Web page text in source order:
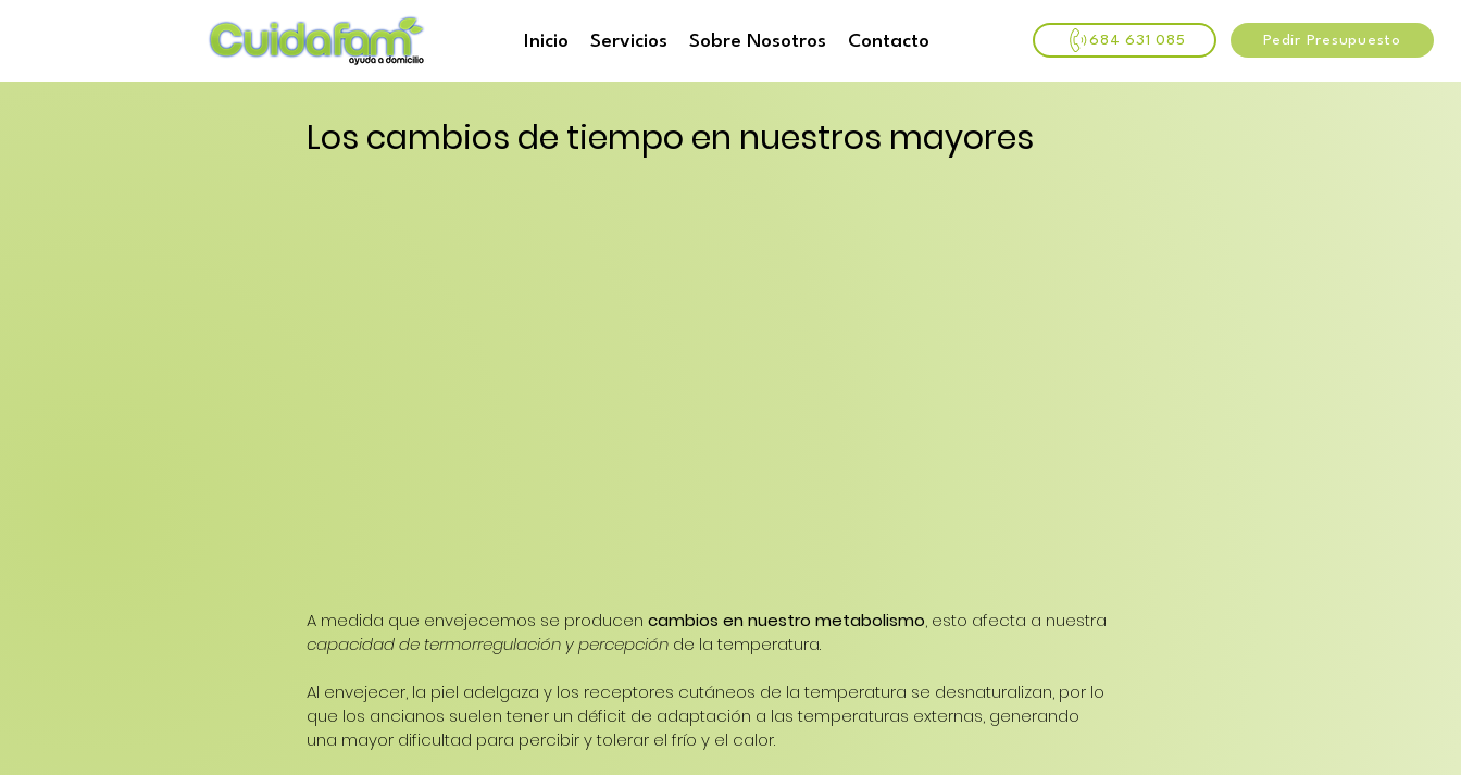
Inicio Servicios Sobre Nosotros Contacto 684 631 085 Pedir Presupuesto
Los cambios de tiempo en nuestros mayores
A medida que envejecemos se producen cambios en nuestro metabolismo, esto afecta a nuestra
capacidad de termorregulación y percepción de la temperatura.
Al envejecer, la piel adelgaza y los receptores cutáneos de la temperatura se desnaturalizan, por lo
que los ancianos suelen tener un déficit de adaptación a las temperaturas externas, generando
una mayor dificultad para percibir y tolerar el frío y el calor.